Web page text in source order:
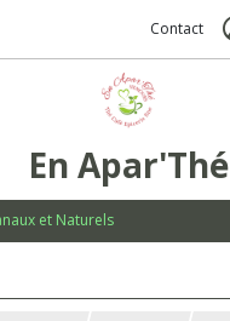
Contact
En Apar'Thé
et Naturels